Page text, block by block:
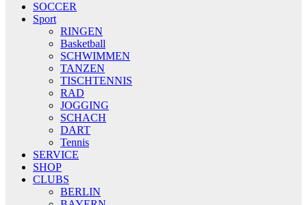
SOCCER
Sport
RINGEN
Basketball
SCHWIMMEN
TANZEN
TISCHTENNIS
RAD
JOGGING
SCHACH
DART
Tennis
SERVICE
SHOP
CLUBS
BERLIN